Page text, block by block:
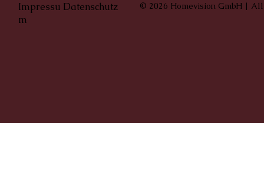
Impressu
m
Datenschutz © 2026 Homevision GmbH |